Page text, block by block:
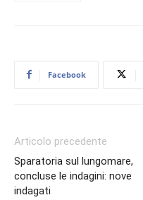
Facebook
Articolo precedente
Sparatoria sul lungomare,
concluse le indagini: nove
indagati